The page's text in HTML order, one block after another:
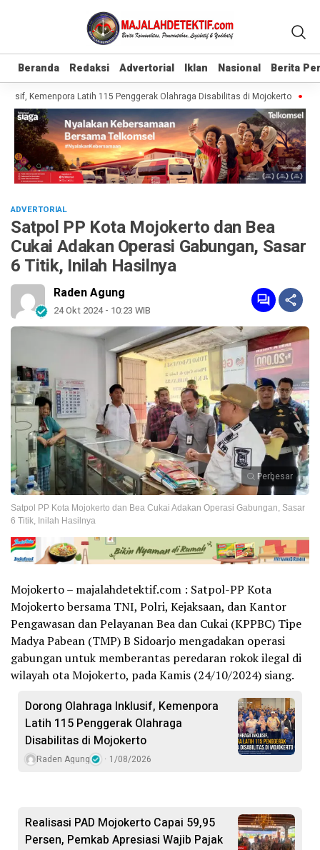
Beranda Redaksi Advertorial Iklan Nasional Berita
Beranda Redaksi Advertorial Iklan Nasional Berita
Kemenpora Latih 115 Penggerak Olahraga Disabilitas di Mojokerto
ADVERTORIAL
Satpol PP Kota Mojokerto dan Bea
Cukai Adakan Operasi Gabungan, Sasar
6 Titik, Inilah Hasilnya
Raden Agung
24 Okt 2024 - 10:23 WIB
Perbesar
Satpol PP Kota Mojokerto dan Bea Cukai Adakan Operasi Gabungan, Sasar
6 Titik, Inilah Hasilnya
Mojokerto – majalahdetektif.com : Satpol-PP Kota
Mojokerto bersama TNI, Polri, Kejaksaan, dan Kantor
Pengawasan dan Pelayanan Bea dan Cukai (KPPBC) Tipe
Madya Pabean (TMP) B Sidoarjo mengadakan operasi
gabungan untuk memberantas peredaran rokok ilegal di
wilayah ota Mojokerto, pada Kamis (24/10/2024) siang.
Dorong Olahraga Inklusif, Kemenpora
Latih 115 Penggerak Olahraga
Disabilitas di Mojokerto
Raden Agung 1/08/2026
Realisasi PAD Mojokerto Capai 59,95
Persen, Pemkab Apresiasi Wajib Pajak